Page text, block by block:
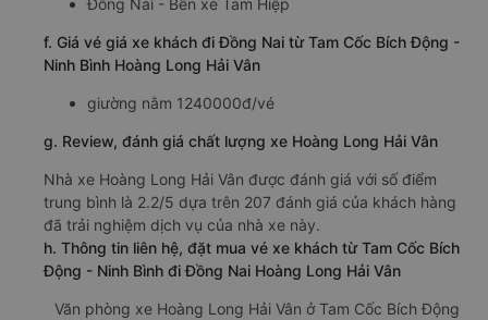
f. Giá vé giá xe khách đi Đồng Nai từ Tam Cốc Bích Động -
Ninh Bình Hoàng Long Hải Vân
giường nằm 1240000đ/vé
g. Review, đánh giá chất lượng xe Hoàng Long Hải Vân
Nhà xe Hoàng Long Hải Vân được đánh giá với số điểm
trung bình là 2.2/5 dựa trên 207 đánh giá của khách hàng
đã trải nghiệm dịch vụ của nhà xe này.
h. Thông tin liên hệ, đặt mua vé xe khách từ Tam Cốc Bích
Động - Ninh Bình đi Đồng Nai Hoàng Long Hải Vân
Văn phòng xe Hoàng Long Hải Vân ở Tam Cốc Bích Động